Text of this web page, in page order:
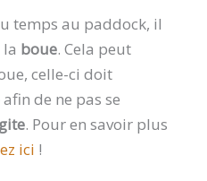
temps au paddock, il
boue. Cela peut
celle-ci doit
afin de ne pas se
. Pour en savoir plus
ici !